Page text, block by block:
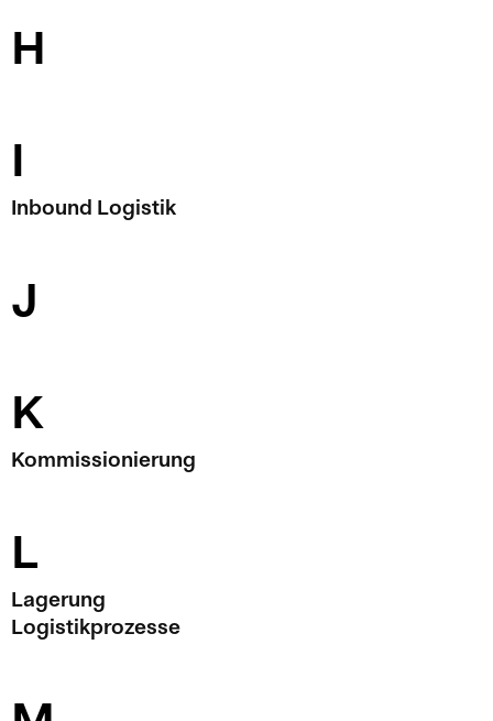
H
I
Inbound Logistik
J
K
Kommissionierung
L
Lagerung
Logistikprozesse